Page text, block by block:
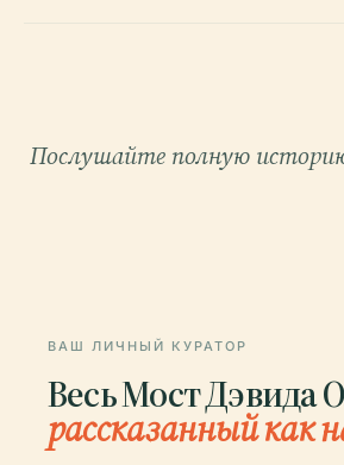
Послушайте полную
ВАШ ЛИЧНЫЙ КУРАТОР
Весь Мост Дэвида
рассказанный как